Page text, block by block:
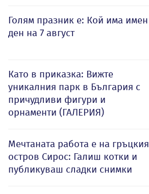
Голям празник е: Кой има имен
ден на 7 август
Като в приказка: Вижте
уникалния парк в България с
причудливи фигури и
орнаменти (ГАЛЕРИЯ)
Мечтаната работа е на гръцкия
остров Сирос: Галиш котки и
публикуваш сладки снимки